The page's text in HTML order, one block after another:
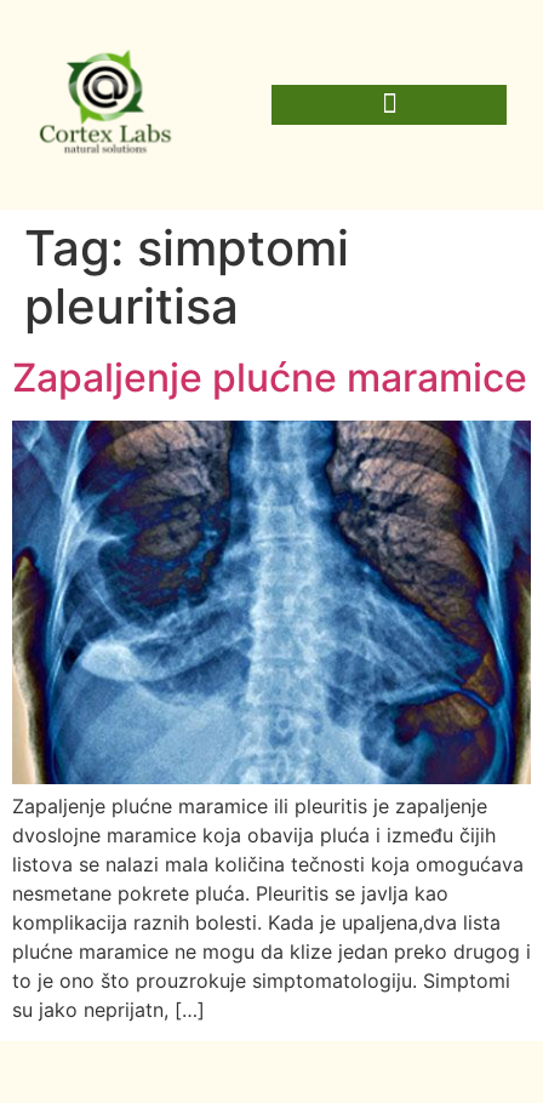
Tag: simptomi
pleuritisa
Zapaljenje plućne maramice
Zapaljenje plućne maramice ili pleuritis je zapaljenje
dvoslojne maramice koja obavija pluća i između čijih
listova se nalazi mala količina tečnosti koja omogućava
nesmetane pokrete pluća. Pleuritis se javlja kao
komplikacija raznih bolesti. Kada je upaljena,dva lista
plućne maramice ne mogu da klize jedan preko drugog i
to je ono što prouzrokuje simptomatologiju. Simptomi
su jako neprijatn, […]